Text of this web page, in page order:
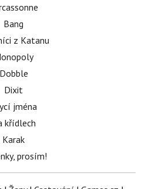
Bang
z Katanu
Dobble
Dixit
jména
křídlech
Karak
prosím!